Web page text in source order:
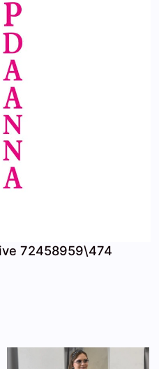
72458959\474